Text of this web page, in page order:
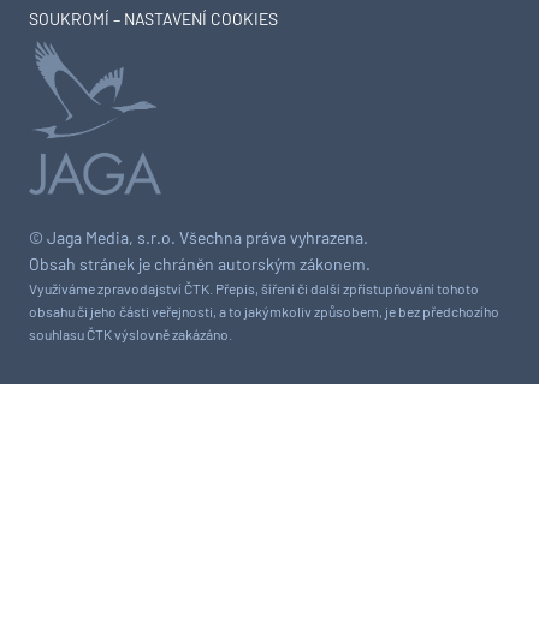
© Jaga Media, s.r.o. Všechna práva vyhrazena.
Obsah stránek je chráněn autorským zákonem.
Využíváme zpravodajství ČTK. Přepis, šíření či další zpřístupňování tohoto
obsahu či jeho části veřejnosti, a to jakýmkoliv způsobem, je bez předchozího
souhlasu ČTK výslovně zakázáno.
SOUKROMÍ – NASTAVENÍ COOKIES